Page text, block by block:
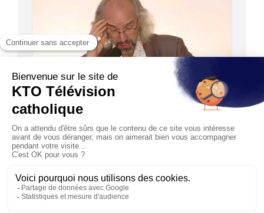
52:09
La promotion de saint Joseph en France à la fin
du Moyen Âge
05/01/2018
joséphologie, le Professeur Paul Payan attire notre
attention su...